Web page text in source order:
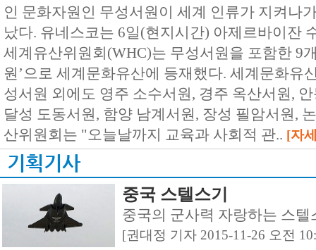
인 문화자원인 무성서원이 세계 인류가 지켜나
났다. 유네스코는 6일(현지시간) 아제르바이잔
세계유산위원회(WHC)는 무성서원을 포함한 9
원’으로 세계문화유산에 등재했다. 세계문화유
성서원 외에도 영주 소수서원, 경주 옥산서원,
달성 도동서원, 함양 남계서원, 장성 필암서원,
산위원회는 "오늘날까지 교육과 사회적 관.. [자
기획기사
중국 스텔스기
중국의 군사력 자랑하는 스텔
[권대정 기자 2015-11-26 오전